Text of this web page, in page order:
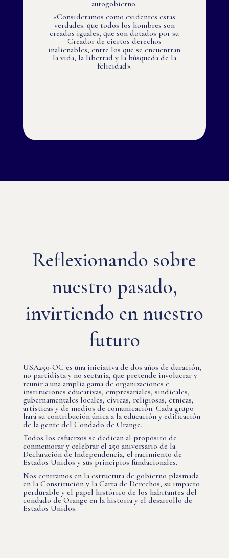
autogobierno.
«Consideramos como evidentes estas
verdades: que todos los hombres son
creados iguales, que son dotados por su
Creador de ciertos derechos
inalienables, entre los que se encuentran
la vida, la libertad y la búsqueda de la
felicidad».
Reflexionando sobre
nuestro pasado,
invirtiendo en nuestro
futuro
USA250-OC es una iniciativa de dos años de duración,
no partidista y no sectaria, que pretende involucrar y
reunir a una amplia gama de organizaciones e
instituciones educativas, empresariales, sindicales,
gubernamentales locales, cívicas, religiosas, étnicas,
artísticas y de medios de comunicación. Cada grupo
hará su contribución única a la educación y edificación
de la gente del Condado de Orange.
Todos los esfuerzos se dedican al propósito de
conmemorar y celebrar el 250 aniversario de la
Declaración de Independencia, el nacimiento de
Estados Unidos y sus principios fundacionales.
Nos centramos en la estructura de gobierno plasmada
en la Constitución y la Carta de Derechos, su impacto
perdurable y el papel histórico de los habitantes del
condado de Orange en la historia y el desarrollo de
Estados Unidos.